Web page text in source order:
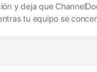
y deja que
tu equipo se